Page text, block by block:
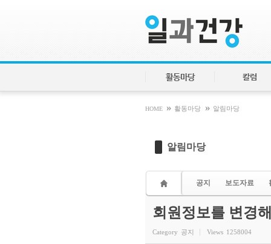
활동마당 칼럼
HOME » 활동마당 » 알림마당
알림마당
공지 보도자료
회원정보를 변경
Category 공지 Views 1258004